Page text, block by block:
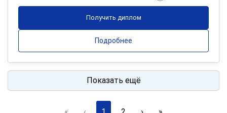
Получить диплом
Подробнее
Показать ещё